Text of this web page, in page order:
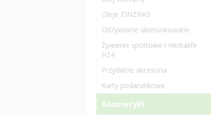
Oleje ZINZINO
Odżywianie ukierunkowane
Żywienie sportowe i Herbalife
H24
Przydatne akcesoria
Karty podarunkowe
Kosmetyki